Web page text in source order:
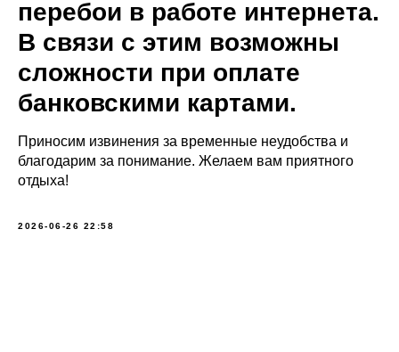
перебои в работе интернета.
В связи с этим возможны
сложности при оплате
банковскими картами.
Приносим извинения за временные неудобства и
благодарим за понимание. Желаем вам приятного
отдыха!
2026-06-26 22:58